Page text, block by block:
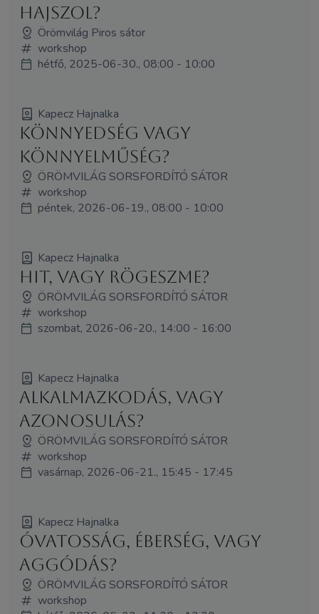
hajszol?
Örömvilág Piros sátor
workshop
hétfő, 2025-06-30., 08:00 - 10:00
Kapecz Hajnalka
Könnyedség vagy
könnyelműség?
ÖRÖMVILÁG SORSFORDÍTÓ SÁTOR
workshop
péntek, 2026-06-19., 08:00 - 10:00
Kapecz Hajnalka
Hit, vagy rögeszme?
ÖRÖMVILÁG SORSFORDÍTÓ SÁTOR
workshop
szombat, 2026-06-20., 14:00 - 16:00
Kapecz Hajnalka
Alkalmazkodás, vagy
azonosulás?
ÖRÖMVILÁG SORSFORDÍTÓ SÁTOR
workshop
vasárnap, 2026-06-21., 15:45 - 17:45
Kapecz Hajnalka
Óvatosság, éberség, vagy
aggódás?
ÖRÖMVILÁG SORSFORDÍTÓ SÁTOR
workshop